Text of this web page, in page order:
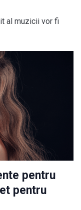
al muzicii vor fi
pentru
pentru